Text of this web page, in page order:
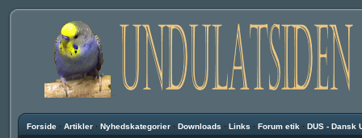
Forside · Artikler · Nyhedskategorier · Downloads · Links · Forum etik · DUS - Dansk